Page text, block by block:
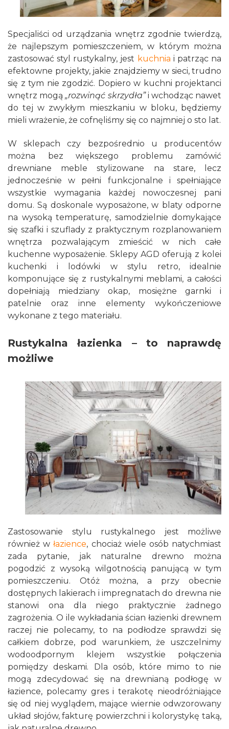
Specjaliści od urządzania wnętrz zgodnie twierdzą,
że najlepszym pomieszczeniem, w którym można
zastosować styl rustykalny, jest kuchnia i patrząc na
efektowne projekty, jakie znajdziemy w sieci, trudno
się z tym nie zgodzić. Dopiero w kuchni projektanci
wnętrz mogą„rozwinąć skrzydła”i wchodząc nawet
do tej w zwykłym mieszkaniu w bloku, będziemy
mieli wrażenie, że cofnęliśmy się co najmniej o sto lat.
W sklepach czy bezpośrednio u producentów
można bez większego problemu zamówić
drewniane meble stylizowane na stare, lecz
jednocześnie w pełni funkcjonalne i spełniające
wszystkie wymagania każdej nowoczesnej pani
domu. Są doskonale wyposażone, w blaty odporne
na wysoką temperaturę, samodzielnie domykające
się szafki i szuflady z praktycznym rozplanowaniem
wnętrza pozwalającym zmieścić w nich całe
kuchenne wyposażenie. Sklepy AGD oferują z kolei
kuchenki i lodówki w stylu retro, idealnie
komponujące się z rustykalnymi meblami, a całości
dopełniają miedziany okap, mosiężne garnki i
patelnie oraz inne elementy wykończeniowe
wykonane z tego materiału.
Rustykalna łazienka – to naprawdę
możliwe
Zastosowanie stylu rustykalnego jest możliwe
również włazience, chociaż wiele osób natychmiast
zada pytanie, jak naturalne drewno można
pogodzić z wysoką wilgotnością panującą w tym
pomieszczeniu. Otóż można, a przy obecnie
dostępnych lakierach i impregnatach do drewna nie
stanowi ona dla niego praktycznie żadnego
zagrożenia. O ile wykładania ścian łazienki drewnem
raczej nie polecamy, to na podłodze sprawdzi się
całkiem dobrze, pod warunkiem, że uszczelnimy
wodoodpornym klejem wszystkie połączenia
pomiędzy deskami. Dla osób, które mimo to nie
mogą zdecydować się na drewnianą podłogę w
łazience, polecamy gres i terakotę nieodróżniające
się od niej wyglądem, mające wiernie odwzorowany
układ słojów, fakturę powierzchni i kolorystykę taką,